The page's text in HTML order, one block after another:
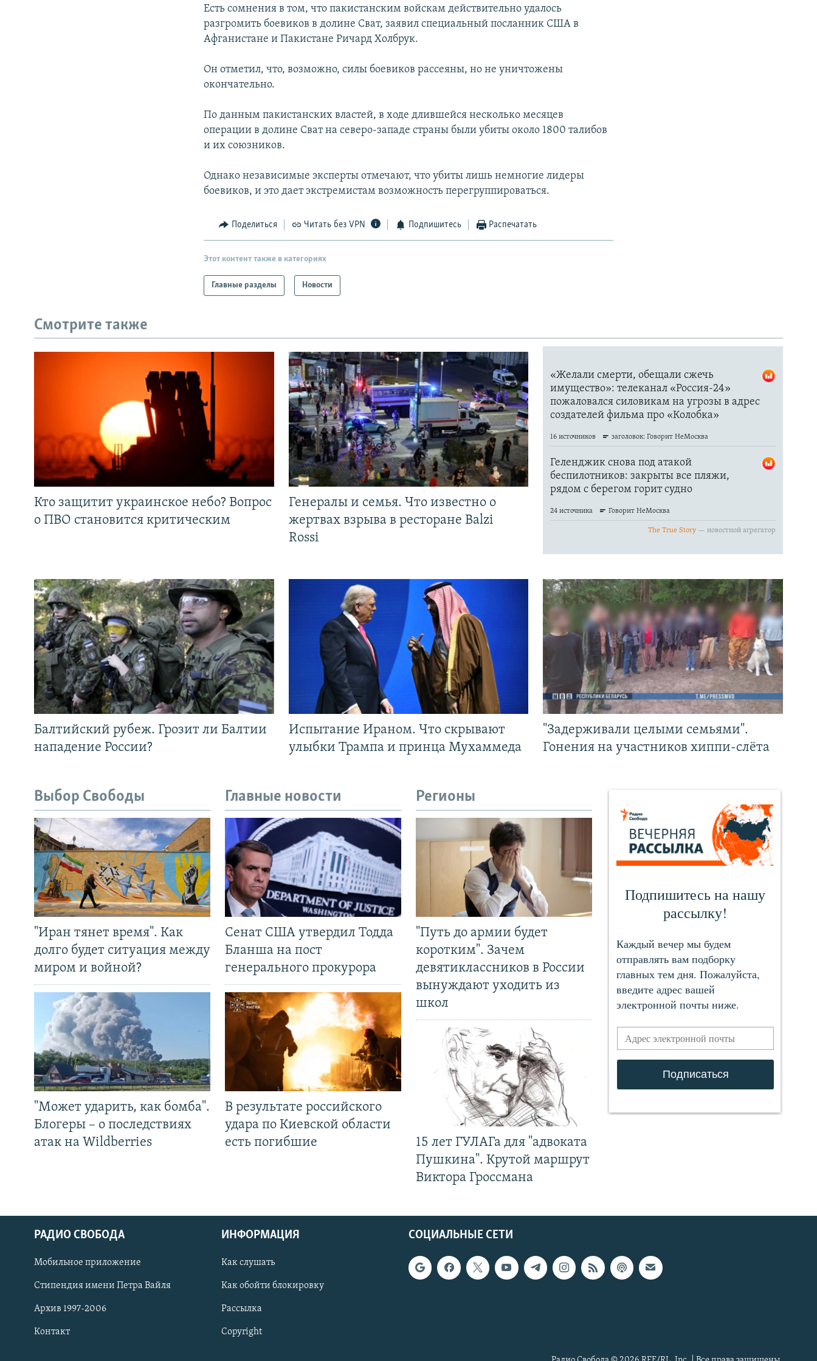
СОЦИАЛЬНЫЕ СЕТИ
Есть сомнения в том, что пакистанским войскам действительно удалось
разгромить боевиков в долине Сват, заявил специальный посланник США в
Афганистане и Пакистане Ричард Холбрук.
Он отметил, что, возможно, силы боевиков рассеяны, но не уничтожены
окончательно.
По данным пакистанских властей, в ходе длившейся несколько месяцев
операции в долине Сват на северо-западе страны были убиты около 1800 талибов
и их союзников.
Однако независимые эксперты отмечают, что убиты лишь немногие лидеры
боевиков, и это дает экстремистам возможность перегруппироваться.
Поделиться Читать без VPN Подпишитесь Распечатать
Этот контент также в категориях
Главные разделы Новости
Смотрите также
Кто защитит украинское небо? Вопрос
о ПВО становится критическим
Генералы и семья. Что известно о
жертвах взрыва в ресторане Balzi
Rossi
Балтийский рубеж. Грозит ли Балтии
нападение России?
Испытание Ираном. Что скрывают
улыбки Трампа и принца Мухаммеда
"Задерживали целыми семьями".
Гонения на участников хиппи-слёта
Выбор Свободы
"Иран тянет время". Как
долго будет ситуация между
миром и войной?
"Может ударить, как бомба".
Блогеры – о последствиях
атак на Wildberries
Главные новости
Сенат США утвердил Тодда
Бланша на пост
генерального прокурора
В результате российского
удара по Киевской области
есть погибшие
Регионы
"Путь до армии будет
коротким". Зачем
девятиклассников в России
вынуждают уходить из
школ
15 лет ГУЛАГа для "адвоката
Пушкина". Крутой маршрут
Виктора Гроссмана
СОЦИАЛЬНЫЕ СЕТИ
РАДИО СВОБОДА
Мобильное приложение
Стипендия имени Петра Вайля
Архив 1997-2006
Контакт
ИНФОРМАЦИЯ
Как слушать
Как обойти блокировку
Рассылка
Copyright